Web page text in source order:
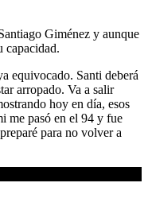
Giménez y aunque
capacidad.
equivocado. Santi deberá
arropado. Va a salir
hoy en día, esos
me pasó en el 94 y fue
para no volver a